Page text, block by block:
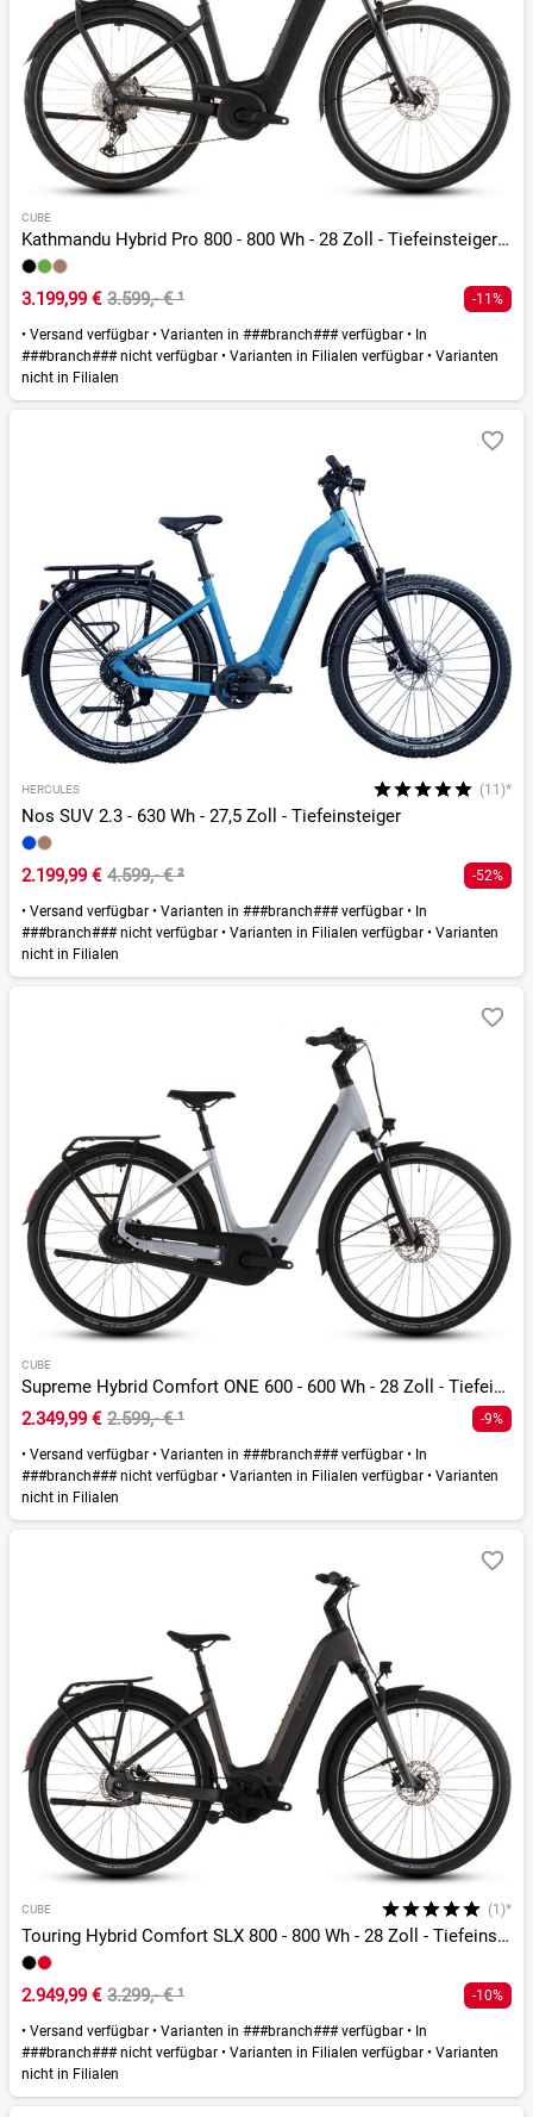
CUBE
Kathmandu Hybrid Pro 800 - 800 Wh - 28 Zoll - Tiefeinsteiger - 2026
3.199,99 € 3.599,- €¹ -11%
• Versand verfügbar • Varianten in ###branch### verfügbar • In
###branch### nicht verfügbar • Varianten in Filialen verfügbar • Varianten
nicht in Filialen
HERCULES (11)*
Nos SUV 2.3 - 630 Wh - 27,5 Zoll - Tiefeinsteiger
2.199,99 € 4.599,- €² -52%
• Versand verfügbar • Varianten in ###branch### verfügbar • In
###branch### nicht verfügbar • Varianten in Filialen verfügbar • Varianten
nicht in Filialen
CUBE
Supreme Hybrid Comfort ONE 600 - 600 Wh - 28 Zoll - Tiefeinsteiger - 2026
2.349,99 € 2.599,- €¹ -9%
• Versand verfügbar • Varianten in ###branch### verfügbar • In
###branch### nicht verfügbar • Varianten in Filialen verfügbar • Varianten
nicht in Filialen
CUBE (1)*
Touring Hybrid Comfort SLX 800 - 800 Wh - 28 Zoll - Tiefeinsteiger - 2026
2.949,99 € 3.299,- €¹ -10%
• Versand verfügbar • Varianten in ###branch### verfügbar • In
###branch### nicht verfügbar • Varianten in Filialen verfügbar • Varianten
nicht in Filialen